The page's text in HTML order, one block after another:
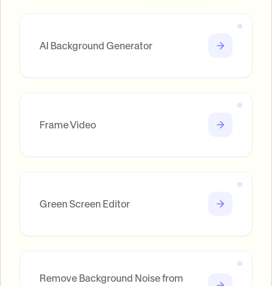
AI Background Generator
Frame Video
Green Screen Editor
Remove Background Noise from